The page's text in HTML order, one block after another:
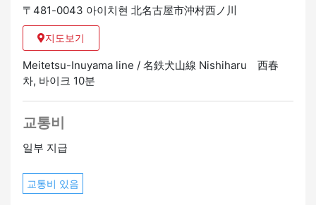
〒481-0043 아이치현 北名古屋市沖村西ノ川
지도보기
Meitetsu-Inuyama line / 名鉄犬山線 Nishiharu 西春
차, 바이크 10분
교통비
일부 지급
교통비 있음